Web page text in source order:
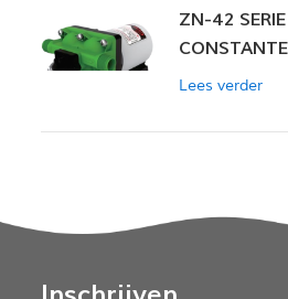
ZN-42 SERIE
SLIMME
Lees verder